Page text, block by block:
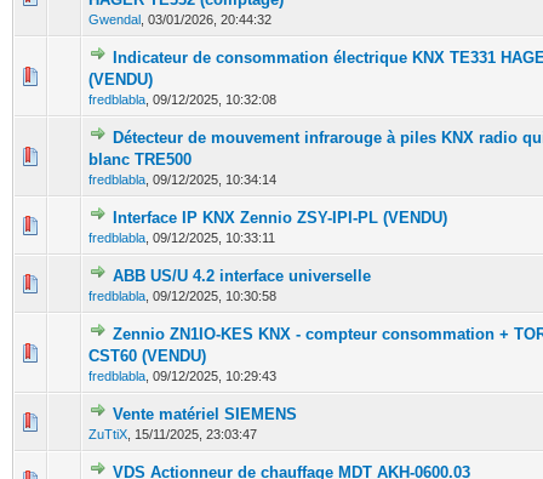
Gwendal 03/01/2026, 20:44:32
Indicateur de consommation électrique KNX TE331
(VENDU)
fredblabla 09/12/2025, 10:32:08
0 Votes - 0 sur 5 en moyenne
Détecteur de mouvement infrarouge à piles KNX radio
blanc TRE500
fredblabla 09/12/2025, 10:34:14
0 Votes - 0 sur 5 en moyenne
Interface IP KNX Zennio ZSY-IPI-PL (VENDU)
fredblabla 09/12/2025, 10:33:11
0 Votes - 0 sur 5 en moyenne
12345
ABB US/U 4.2 interface universelle
fredblabla 09/12/2025, 10:30:58
0 Votes - 0 sur 5 en moyenne
12345
Zennio ZN1IO-KES KNX - compteur consommation +
CST60 (VENDU)
fredblabla 09/12/2025, 10:29:43
0 Votes - 0 sur 5 en moyenne
12
Vente matériel SIEMENS
ZuTtiX 15/11/2025, 23:03:47
0 Votes - 0 sur 5 en moyenne
123 45
VDS Actionneur de chauffage MDT AKH-0600.03